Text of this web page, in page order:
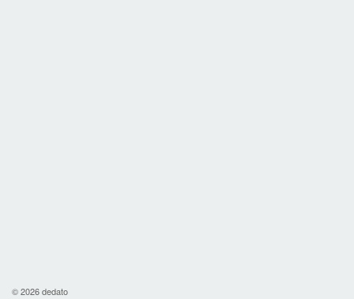
© 2026 dedato